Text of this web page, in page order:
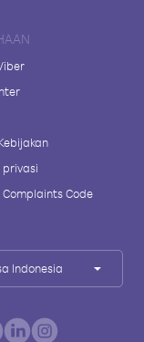
privasi
Code
Indonesia